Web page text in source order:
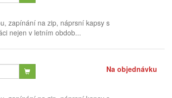
zapínání na zip, náprsní kapsy s
nejen v letním obdob...
Na objednávku